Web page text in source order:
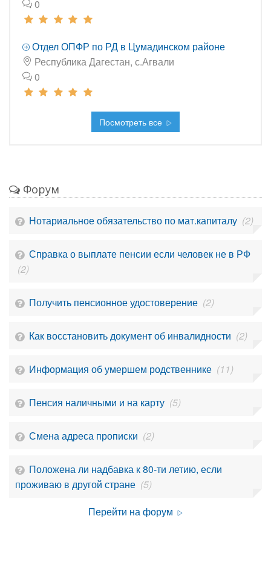
0
Отдел ОПФР по РД в Цумадинском районе
Республика Дагестан, с.Агвали
0
Посмотреть все
Форум
Нотариальное обязательство по мат.капиталу (2)
Справка о выплате пенсии если человек не в РФ
(2)
Получить пенсионное удостоверение (2)
Как восстановить документ об инвалидности (2)
Информация об умершем родственнике (11)
Пенсия наличными и на карту (5)
Смена адреса прописки (2)
Положена ли надбавка к 80-ти летию, если
проживаю в другой стране (5)
Перейти на форум